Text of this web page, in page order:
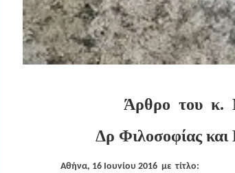
Άρθρο του κ.
Δρ Φιλοσοφίας και
Αθήνα, 16 Ιουνίου 2016 με τίτλο: